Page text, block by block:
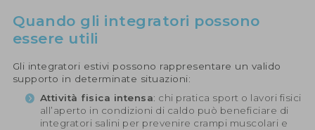
Quando gli integratori possono
essere utili
Gli integratori estivi possono rappresentare un valido
supporto in determinate situazioni:
Attività fisica intensa: chi pratica sport o lavori fisici
all’aperto in condizioni di caldo può beneficiare di
integratori salini per prevenire crampi muscolari e